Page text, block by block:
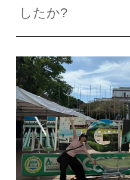
したか?